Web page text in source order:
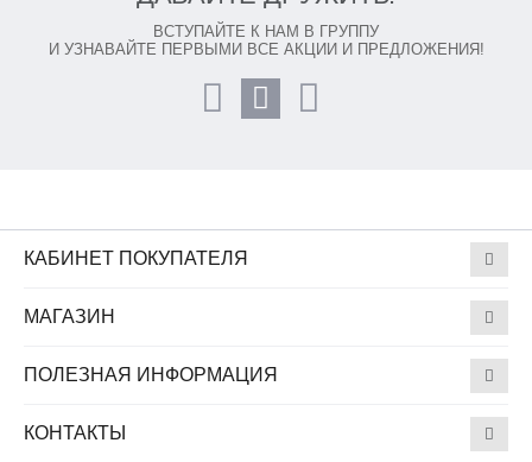
ВСТУПАЙТЕ К НАМ В ГРУППУ
И УЗНАВАЙТЕ ПЕРВЫМИ ВСЕ АКЦИИ И ПРЕДЛОЖЕНИЯ!
КАБИНЕТ ПОКУПАТЕЛЯ
МАГАЗИН
ПОЛЕЗНАЯ ИНФОРМАЦИЯ
КОНТАКТЫ